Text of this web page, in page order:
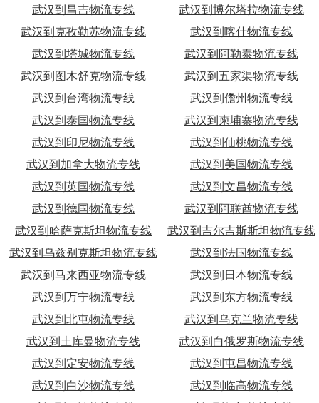
武汉到昌吉物流专线
武汉到博尔塔拉物流专线
武汉到克孜勒苏物流专线
武汉到喀什物流专线
武汉到塔城物流专线
武汉到阿勒泰物流专线
武汉到图木舒克物流专线
武汉到五家渠物流专线
武汉到台湾物流专线
武汉到儋州物流专线
武汉到泰国物流专线
武汉到柬埔寨物流专线
武汉到印尼物流专线
武汉到仙桃物流专线
武汉到加拿大物流专线
武汉到美国物流专线
武汉到英国物流专线
武汉到文昌物流专线
武汉到德国物流专线
武汉到阿联酋物流专线
武汉到哈萨克斯坦物流专线
武汉到吉尔吉斯斯坦物流专线
武汉到乌兹别克斯坦物流专线
武汉到法国物流专线
武汉到马来西亚物流专线
武汉到日本物流专线
武汉到万宁物流专线
武汉到东方物流专线
武汉到北屯物流专线
武汉到乌克兰物流专线
武汉到土库曼物流专线
武汉到白俄罗斯物流专线
武汉到定安物流专线
武汉到屯昌物流专线
武汉到白沙物流专线
武汉到临高物流专线